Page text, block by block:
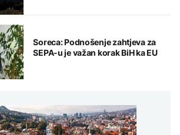
Soreca: Podnošenje zahtjeva za
SEPA-u je važan korak BiH ka EU